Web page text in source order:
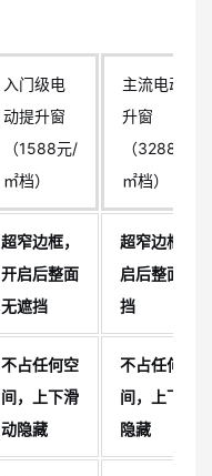
入门级电
动提升窗
（1588元/
㎡档）
主流电动提
升窗
（3288元/
㎡档）
超窄边框，
开启后整面
无遮挡
超窄边框，开
启后整面无遮
挡
不占任何空
间，上下滑
动隐藏
不占任何空
间，上下滑动
隐藏